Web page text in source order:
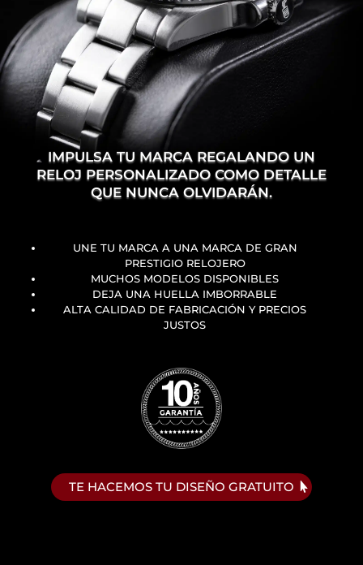
IMPULSA TU MARCA REGALANDO UN
RELOJ PERSONALIZADO COMO DETALLE
QUE NUNCA OLVIDARÁN.
UNE TU MARCA A UNA MARCA DE GRAN
PRESTIGIO RELOJERO
MUCHOS MODELOS DISPONIBLES
DEJA UNA HUELLA IMBORRABLE
ALTA CALIDAD DE FABRICACIÓN Y PRECIOS
JUSTOS
TE HACEMOS TU DISEÑO GRATUITO